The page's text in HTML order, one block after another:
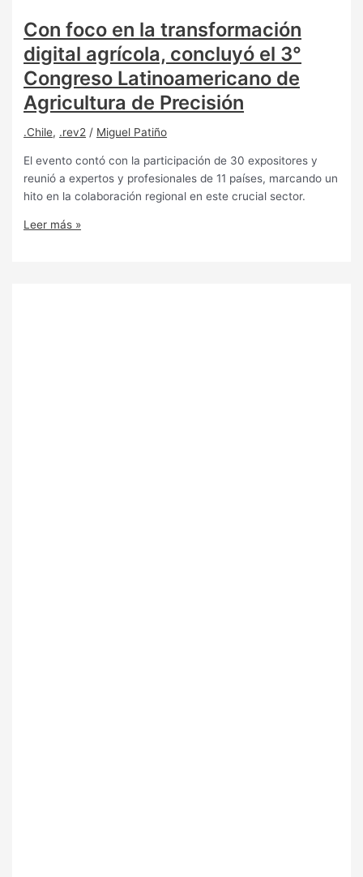
Con foco en la transformación
digital agrícola, concluyó el 3°
Congreso Latinoamericano de
Agricultura de Precisión
.Chile, .rev2 / Miguel Patiño
El evento contó con la participación de 30 expositores y
reunió a expertos y profesionales de 11 países, marcando un
hito en la colaboración regional en este crucial sector.
Leer más »